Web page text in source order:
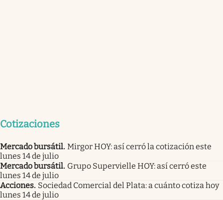
Cotizaciones
Mercado bursátil. Mirgor HOY: así cerró la cotización este
lunes 14 de julio
Mercado bursátil. Grupo Supervielle HOY: así cerró este
lunes 14 de julio
Acciones. Sociedad Comercial del Plata: a cuánto cotiza hoy
lunes 14 de julio